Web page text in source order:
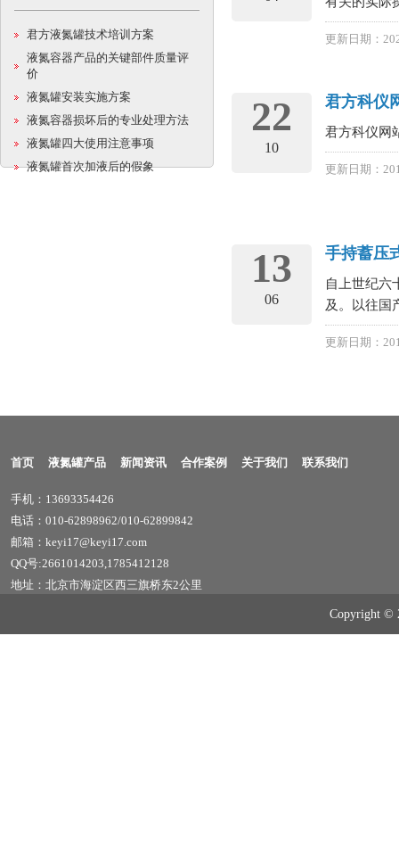
君方液氮罐技术培训方案
液氮容器产品的关键部件质量评
价
液氮罐安装实施方案
液氮容器损坏后的专业处理方法
液氮罐四大使用注意事项
液氮罐首次加液后的假象
更新日期：
22
10
君方科仪
君方科仪网
更新日期：
13
06
手持蓄压
自上世纪六
及。以往国
更新日期：
首页 液氮罐产品 新闻资讯 合作案例 关于我们 联系我们
手机：13693354426
电话：010-62898962/010-62899842
邮箱：keyi17@keyi17.com
QQ号:2661014203,1785412128
地址：北京市海淀区西三旗桥东2公里
Copyright ©